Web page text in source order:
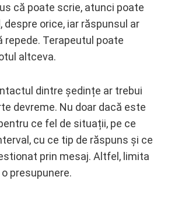
că poate scrie, atunci poate
despre orice, iar răspunsul ar
repede. Terapeutul poate
altceva.
dintre ședințe ar trebui
devreme. Nu doar dacă este
ce fel de situații, pe ce
cu ce tip de răspuns și ce
prin mesaj. Altfel, limita
presupunere.